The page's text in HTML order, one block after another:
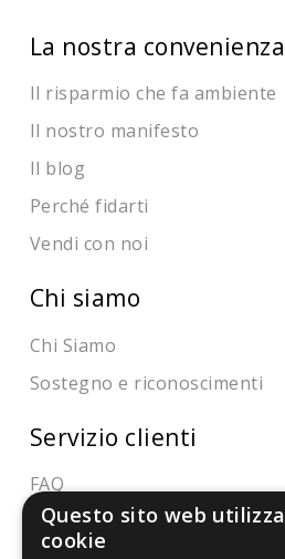
La nostra convenienza
Il risparmio che fa ambiente
Il nostro manifesto
Il blog
Perché fidarti
Vendi con noi
Chi siamo
Chi Siamo
Sostegno e riconoscimenti
Servizio clienti
FAQ
Riferimenti da controllare
Questo sito web utilizza
cookie